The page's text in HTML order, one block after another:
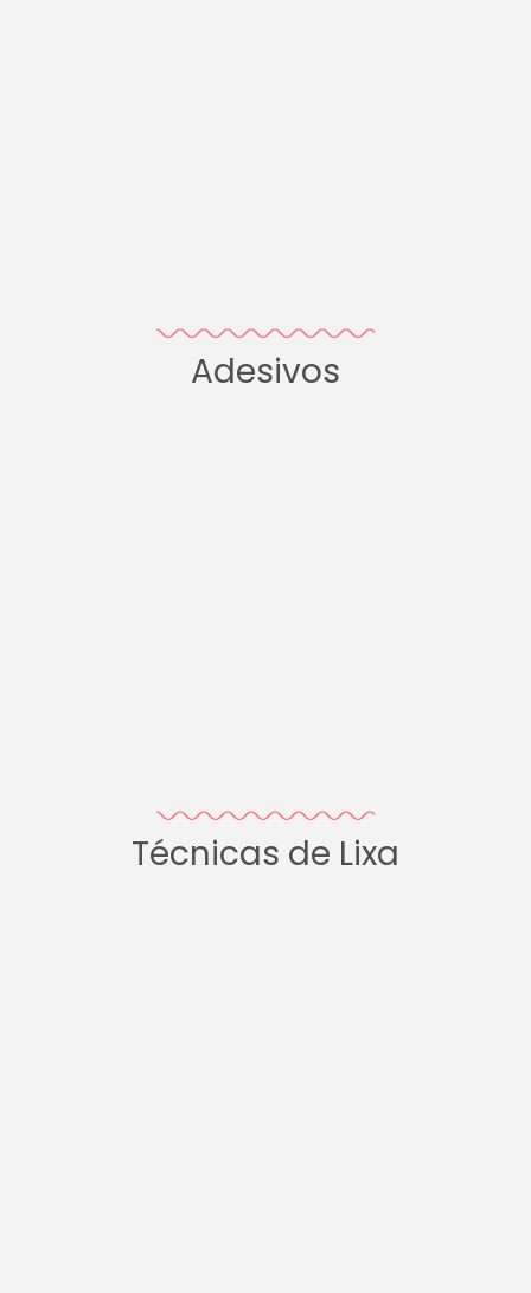
Adesivos
Técnicas de Lixa